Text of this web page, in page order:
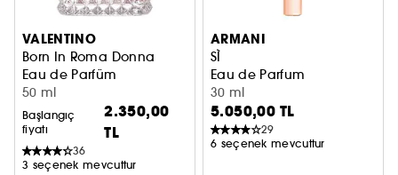
VALENTINO
Born In Roma Donna
Eau de Parfüm
50 ml
Başlangıç
fiyatı
2.350,00
TL
36
3 seçenek mevcuttur
ARMANI
SÌ
Eau de Parfum
30 ml
5.050,00 TL
29
6 seçenek mevcuttur